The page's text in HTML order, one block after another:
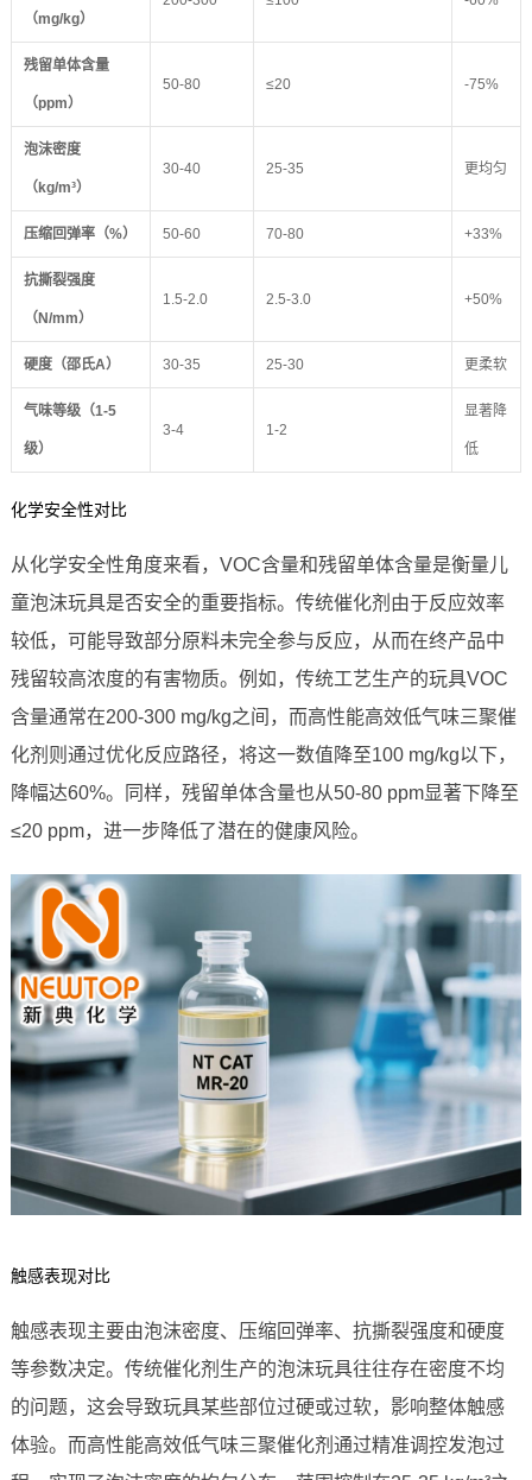
（mg/kg）
残留单体含量
（ppm）
50-80 ≤20 -75%
泡沫密度
（kg/m³）
30-40 25-35 更均匀
压缩回弹率（%） 50-60 70-80 +33%
抗撕裂强度
（N/mm）
1.5-2.0 2.5-3.0 +50%
硬度（邵氏A） 30-35 25-30 更柔软
气味等级（1-5
级）
3-4 1-2
显著降
低
化学安全性对比
从化学安全性角度来看，VOC含量和残留单体含量是衡量儿
童泡沫玩具是否安全的重要指标。传统催化剂由于反应效率
较低，可能导致部分原料未完全参与反应，从而在终产品中
残留较高浓度的有害物质。例如，传统工艺生产的玩具VOC
含量通常在200-300 mg/kg之间，而高性能高效低气味三聚催
化剂则通过优化反应路径，将这一数值降至100 mg/kg以下，
降幅达60%。同样，残留单体含量也从50-80 ppm显著下降至
≤20 ppm，进一步降低了潜在的健康风险。
触感表现对比
触感表现主要由泡沫密度、压缩回弹率、抗撕裂强度和硬度
等参数决定。传统催化剂生产的泡沫玩具往往存在密度不均
的问题，这会导致玩具某些部位过硬或过软，影响整体触感
体验。而高性能高效低气味三聚催化剂通过精准调控发泡过